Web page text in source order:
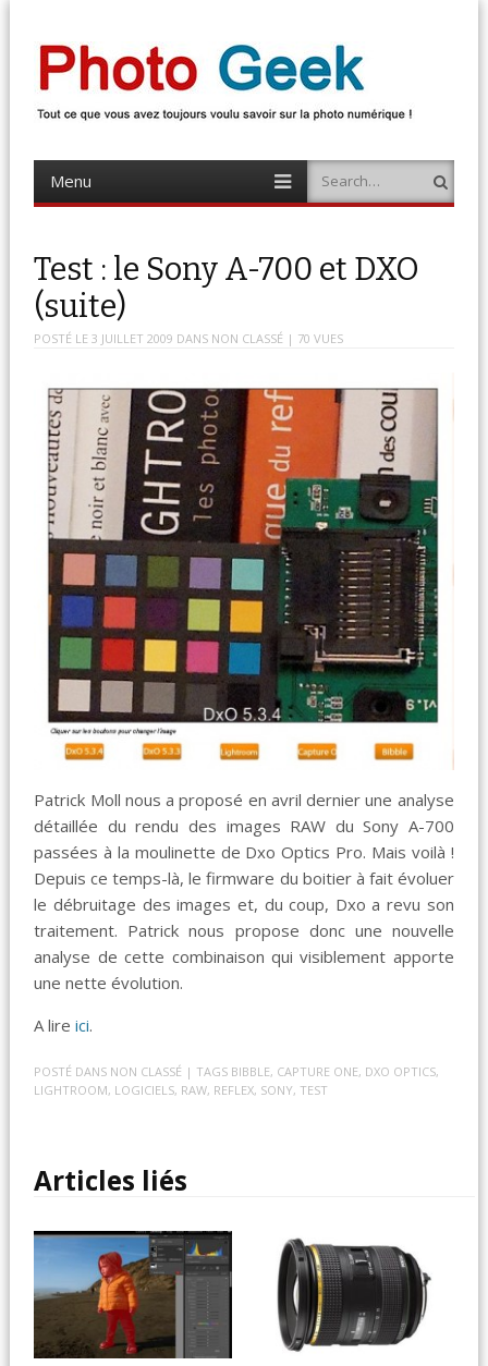
Photo Geek
Menu
content
Search
Test : le Sony A-700 et DXO
(suite)
POSTÉ LE3 JUILLET 2009 DANS NON CLASSÉ | 70 VUES
Patrick Moll nous a proposé en avril dernier une analyse
détaillée du rendu des images RAW du Sony A-700
passées à la moulinette de Dxo Optics Pro. Mais voilà !
Depuis ce temps-là, le firmware du boitier à fait évoluer
le débruitage des images et, du coup, Dxo a revu son
traitement. Patrick nous propose donc une nouvelle
analyse de cette combinaison qui visiblement apporte
une nette évolution.
A lireici.
POSTÉ DANS NON CLASSÉ | TAGS BIBBLE, CAPTURE ONE, DXO OPTICS,
LIGHTROOM, LOGICIELS, RAW, REFLEX, SONY, TEST
Articles liés